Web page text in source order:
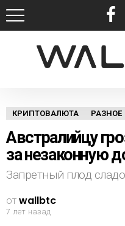
КРИПТОВАЛЮТА РАЗНОЕ
Австралийцу
за незаконную
Запретный плод
отwallbtc
7 лет назад